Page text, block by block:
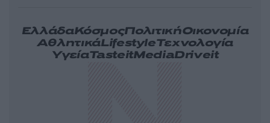
ΕλλάδαΚόσμοςΠολιτικήΟικονομία
ΑθλητικάLifestyleΤεχνολογία
ΥγείαTasteitMediaDriveit